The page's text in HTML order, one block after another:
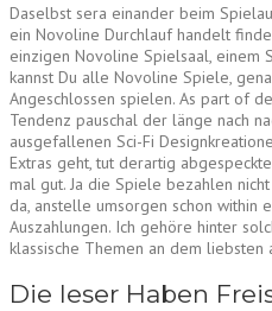
Daselbst sera einander beim
ein Novoline Durchlauf handelt
einzigen Novoline Spielsaal, einem
kannst Du alle Novoline Spiele,
Angeschlossen spielen. As part of
Tendenz pauschal der länge nach
ausgefallenen Sci-Fi
Extras geht, tut derartig
mal gut. Ja die Spiele bezahlen
da, anstelle umsorgen schon within
Auszahlungen. Ich gehöre hinter
klassische Themen an dem liebsten
Die leser Haben